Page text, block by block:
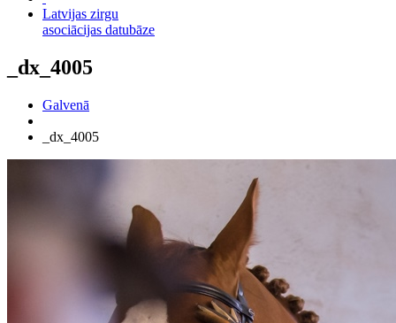
Latvijas zirgu
asociācijas datubāze
_dx_4005
Galvenā
_dx_4005